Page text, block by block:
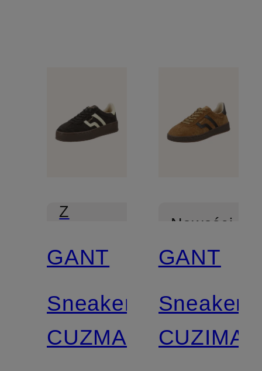
Z
GANT
Sneakersy
CUZMANI
Nowości
Z
certyfikatem
GANT
CUZIMA